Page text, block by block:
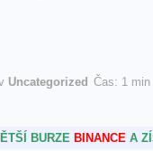
Uncategorized Čas: 1 min
BURZE BINANCEA